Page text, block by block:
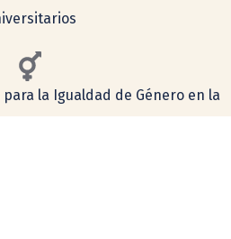
la Igualdad de Género en la